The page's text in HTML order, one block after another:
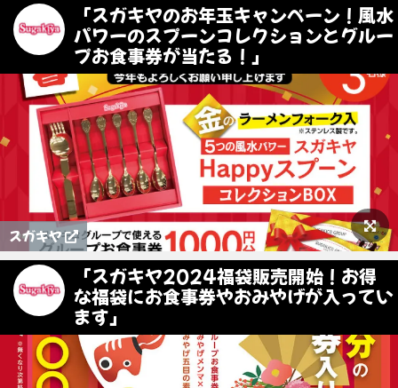
「スガキヤのお年玉キャンペーン！風水
パワーのスプーンコレクションとグルー
プお食事券が当たる！」
スガキヤ
「スガキヤ2024福袋販売開始！お得
な福袋にお食事券やおみやげが入ってい
ます」